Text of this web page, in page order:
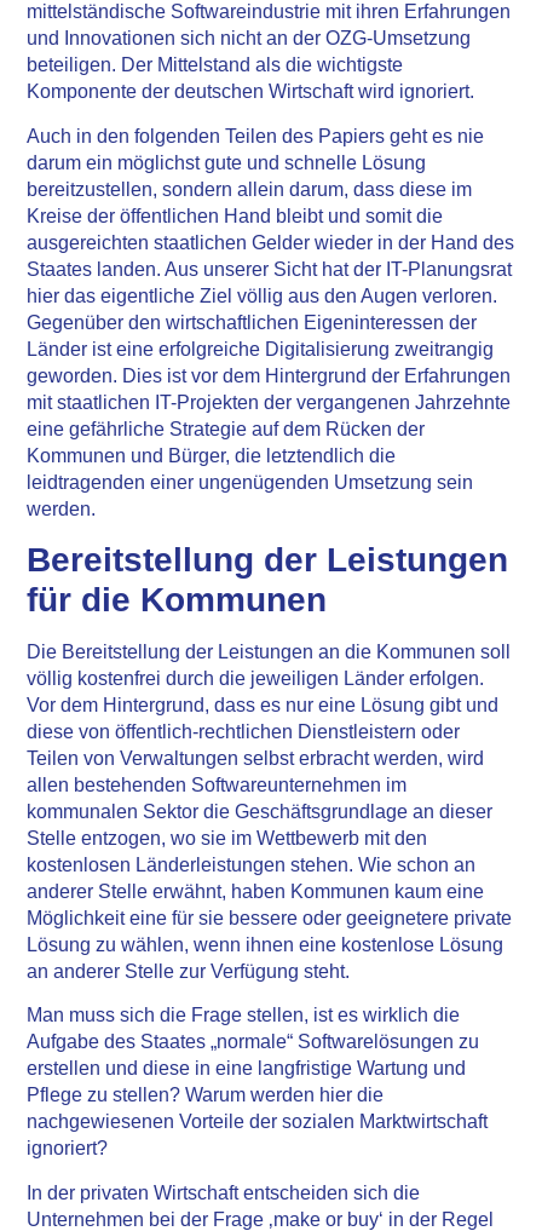
mittelständische Softwareindustrie mit ihren Erfahrungen
und Innovationen sich nicht an der OZG-Umsetzung
beteiligen. Der Mittelstand als die wichtigste
Komponente der deutschen Wirtschaft wird ignoriert.
Auch in den folgenden Teilen des Papiers geht es nie
darum ein möglichst gute und schnelle Lösung
bereitzustellen, sondern allein darum, dass diese im
Kreise der öffentlichen Hand bleibt und somit die
ausgereichten staatlichen Gelder wieder in der Hand des
Staates landen. Aus unserer Sicht hat der IT-Planungsrat
hier das eigentliche Ziel völlig aus den Augen verloren.
Gegenüber den wirtschaftlichen Eigeninteressen der
Länder ist eine erfolgreiche Digitalisierung zweitrangig
geworden. Dies ist vor dem Hintergrund der Erfahrungen
mit staatlichen IT-Projekten der vergangenen Jahrzehnte
eine gefährliche Strategie auf dem Rücken der
Kommunen und Bürger, die letztendlich die
leidtragenden einer ungenügenden Umsetzung sein
werden.
Bereitstellung der Leistungen
für die Kommunen
Die Bereitstellung der Leistungen an die Kommunen soll
völlig kostenfrei durch die jeweiligen Länder erfolgen.
Vor dem Hintergrund, dass es nur eine Lösung gibt und
diese von öffentlich-rechtlichen Dienstleistern oder
Teilen von Verwaltungen selbst erbracht werden, wird
allen bestehenden Softwareunternehmen im
kommunalen Sektor die Geschäftsgrundlage an dieser
Stelle entzogen, wo sie im Wettbewerb mit den
kostenlosen Länderleistungen stehen. Wie schon an
anderer Stelle erwähnt, haben Kommunen kaum eine
Möglichkeit eine für sie bessere oder geeignetere private
Lösung zu wählen, wenn ihnen eine kostenlose Lösung
an anderer Stelle zur Verfügung steht.
Man muss sich die Frage stellen, ist es wirklich die
Aufgabe des Staates „normale“ Softwarelösungen zu
erstellen und diese in eine langfristige Wartung und
Pflege zu stellen? Warum werden hier die
nachgewiesenen Vorteile der sozialen Marktwirtschaft
ignoriert?
In der privaten Wirtschaft entscheiden sich die
Unternehmen bei der Frage ‚make or buy‘ in der Regel